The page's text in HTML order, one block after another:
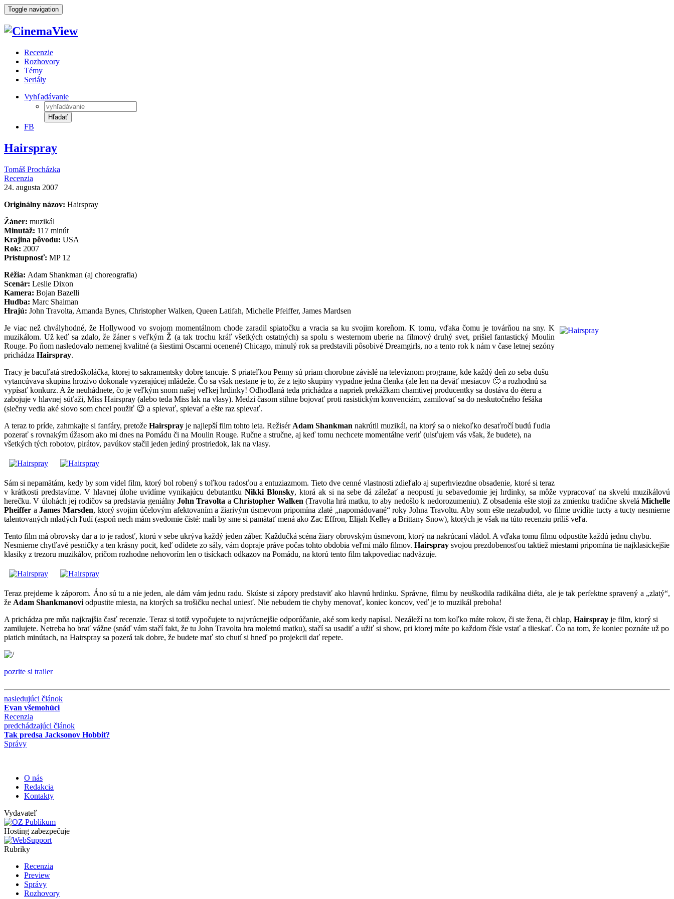
Toggle navigation
Recenzie
Rozhovory
Témy
Seriály
Vyhľadávanie
Hľadať
FB
Hairspray
Tomáš Procházka
Recenzia
24. augusta 2007
Originálny názov: Hairspray
Žáner: muzikál
Minutáž: 117 minút
Krajina pôvodu: USA
Rok: 2007
Prístupnosť: MP 12
Réžia: Adam Shankman (aj choreografia)
Scenár: Leslie Dixon
Kamera: Bojan Bazelli
Hudba: Marc Shaiman
Hrajú: John Travolta, Amanda Bynes, Christopher Walken, Queen Latifah, Michelle Pfeiffer, James Mardsen
Je viac než chvályhodné, že Hollywood vo svojom momentálnom chode zaradil spiatočku a vracia sa ku svojim koreňom. K tomu, vďaka čomu je továrňou na sny. K
muzikálom. Už keď sa zdalo, že žáner s veľkým Ž (a tak trochu kráľ všetkých ostatných) sa spolu s westernom uberie na filmový druhý svet, prišiel fantastický Moulin
Rouge. Po ňom nasledovalo nemenej kvalitné (a šiestimi Oscarmi ocenené) Chicago, minulý rok sa predstavili pôsobivé Dreamgirls, no a tento rok k nám v čase letnej sezóny
prichádza Hairspray.
Tracy je bacuľatá stredoškoláčka, ktorej to sakramentsky dobre tancuje. S priateľkou Penny sú priam chorobne závislé na televíznom programe, kde každý deň zo seba dušu
vytancúvava skupina hrozivo dokonale vyzerajúcej mládeže. Čo sa však nestane je to, že z tejto skupiny vypadne jedna členka (ale len na deväť mesiacov 🙂 a rozhodnú sa
vypísať konkurz. A že neuhádnete, čo je veľkým snom našej veľkej hrdinky! Odhodlaná teda prichádza a napriek prekážkam chamtivej producentky sa dostáva do éteru a
zabojuje v hlavnej súťaži, Miss Hairspray (alebo teda Miss lak na vlasy). Medzi časom stihne bojovať proti rasistickým konvenciám, zamilovať sa do neskutočného fešáka
(slečny vedia aké slovo som chcel použiť 😉 a spievať, spievať a ešte raz spievať.
A teraz to príde, zahmkajte si fanfáry, pretože Hairspray je najlepší film tohto leta. Režisér Adam Shankman nakrútil muzikál, na ktorý sa o niekoľko desaťročí budú ľudia
pozerať s rovnakým úžasom ako mi dnes na Pomádu či na Moulin Rouge. Ručne a stručne, aj keď tomu nechcete momentálne veriť (uisťujem vás však, že budete), na
všetkých tých robotov, pirátov, pavúkov stačil jeden jediný prostriedok, lak na vlasy.
Sám si nepamätám, kedy by som videl film, ktorý bol robený s toľkou radosťou a entuziazmom. Tieto dve cenné vlastnosti zdieľalo aj superhviezdne obsadenie, ktoré si teraz
v krátkosti predstavíme. V hlavnej úlohe uvidíme vynikajúcu debutantku Nikki Blonsky, ktorá ak si na sebe dá záležať a neopustí ju sebavedomie jej hrdinky, sa môže vypracovať na skvelú muzikálovú
herečku. V úlohách jej rodičov sa predstavia geniálnyJohn Travolta aChristopher Walken (Travolta hrá matku, to aby nedošlo k nedorozumeniu). Z obsadenia ešte stojí za zmienku tradične skveláMichelle
Pheiffer aJames Marsden, ktorý svojim účelovým afektovaním a žiarivým úsmevom pripomína zlaté „napomádované“ roky Johna Travoltu. Aby som ešte nezabudol, vo filme uvidíte tucty a tucty nesmierne
talentovaných mladých ľudí (aspoň nech mám svedomie čisté: mali by sme si pamätať mená ako Zac Effron, Elijah Kelley a Brittany Snow), ktorých je však na túto recenziu príliš veľa.
Tento film má obrovsky dar a to je radosť, ktorú v sebe ukrýva každý jeden záber. Každučká scéna žiary obrovským úsmevom, ktorý na nakrúcaní vládol. A vďaka tomu filmu odpustíte každú jednu chybu.
Nesmierne chytľavé pesničky a ten krásny pocit, keď odídete zo sály, vám dopraje práve počas tohto obdobia veľmi málo filmov. Hairspray svojou prezdobenosťou taktiež miestami pripomína tie najklasickejšie
klasiky z trezoru muzikálov, pričom rozhodne nehovorím len o tisíckach odkazov na Pomádu, na ktorú tento film takpovediac nadväzuje.
Teraz prejdeme k záporom. Áno sú tu a nie jeden, ale dám vám jednu radu. Skúste si zápory predstaviť ako hlavnú hrdinku. Správne, filmu by neuškodila radikálna diéta, ale je tak perfektne spravený a „zlatý“,
že Adam Shankmanovi odpustite miesta, na ktorých sa trošičku nechal uniesť. Nie nebudem tie chyby menovať, koniec koncov, veď je to muzikál preboha!
A prichádza pre mňa najkrajšia časť recenzie. Teraz si totiž vypočujete to najvrúcnejšie odporúčanie, aké som kedy napísal. Nezáleží na tom koľko máte rokov, či ste žena, či chlap, Hairspray je film, ktorý si
zamilujete. Netreba ho brať vážne (snáď vám stačí fakt, že tu John Travolta hra moletnú matku), stačí sa usadiť a užiť si show, pri ktorej máte po každom čísle vstať a tlieskať. Čo na tom, že koniec poznáte už po
piatich minútach, na Hairspray sa pozerá tak dobre, že budete mať sto chutí si hneď po projekcii dať repete.
pozrite si trailer
nasledujúci článok
Evan všemohúci
Recenzia
predchádzajúci článok
Tak predsa Jacksonov Hobbit?
Správy
O nás
Redakcia
Kontakty
Vydavateľ
Hosting zabezpečuje
Rubriky
Recenzia
Preview
Správy
Rozhovory